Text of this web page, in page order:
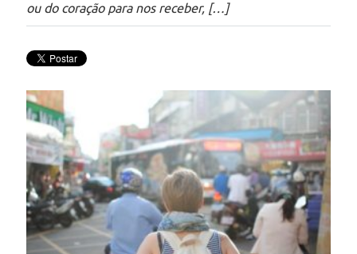
ou do coração para nos receber, […]